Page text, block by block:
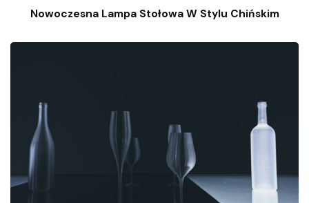
Nowoczesna Lampa Stołowa W Stylu Chińskim